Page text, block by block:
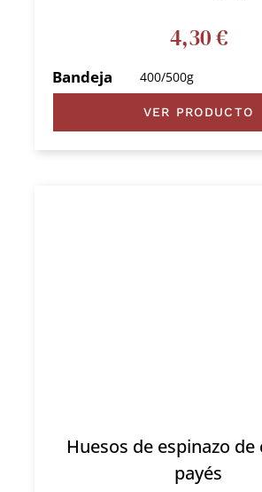
4,30€
Bandeja 400/500g
VER PRODUCTO
Huesos de espinazo de
payés